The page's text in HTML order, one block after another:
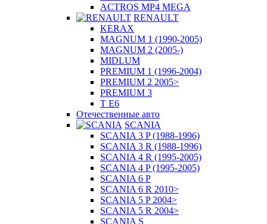
ACTROS MP4 MEGA
RENAULT
KERAX
MAGNUM 1 (1990-2005)
MAGNUM 2 (2005-)
MIDLUM
PREMIUM 1 (1996-2004)
PREMIUM 2 2005>
PREMIUM 3
T E6
Отечественные авто
SCANIA
SCANIA 3 P (1988-1996)
SCANIA 3 R (1988-1996)
SCANIA 4 R (1995-2005)
SCANIA 4 P (1995-2005)
SCANIA 6 P
SCANIA 6 R 2010>
SCANIA 5 P 2004>
SCANIA 5 R 2004>
SCANIA S